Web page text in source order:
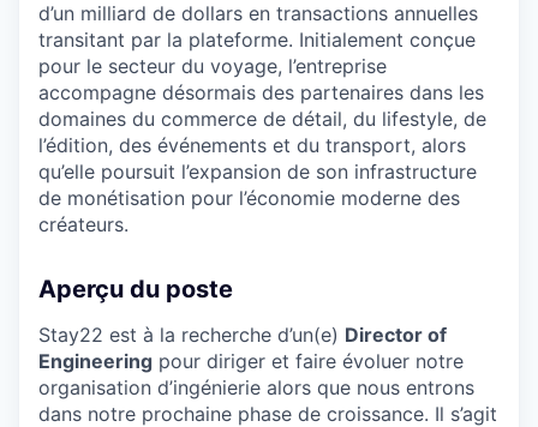
d’un milliard de dollars en transactions annuelles
transitant par la plateforme. Initialement conçue
pour le secteur du voyage, l’entreprise
accompagne désormais des partenaires dans les
domaines du commerce de détail, du lifestyle, de
l’édition, des événements et du transport, alors
qu’elle poursuit l’expansion de son infrastructure
de monétisation pour l’économie moderne des
créateurs.
Aperçu du poste
Stay22 est à la recherche d’un(e) Director of
Engineering pour diriger et faire évoluer notre
organisation d’ingénierie alors que nous entrons
dans notre prochaine phase de croissance. Il s’agit